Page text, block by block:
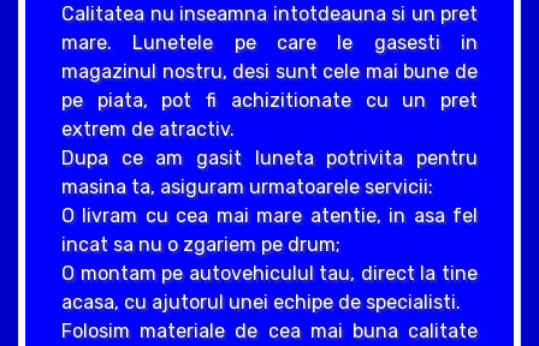
Calitatea nu inseamna intotdeauna si un pret
mare. Lunetele pe care le gasesti in
magazinul nostru, desi sunt cele mai bune de
pe piata, pot fi achizitionate cu un pret
extrem de atractiv.
Dupa ce am gasit luneta potrivita pentru
masina ta, asiguram urmatoarele servicii:
O livram cu cea mai mare atentie, in asa fel
incat sa nu o zgariem pe drum;
O montam pe autovehiculul tau, direct la tine
acasa, cu ajutorul unei echipe de specialisti.
Folosim materiale de cea mai buna calitate